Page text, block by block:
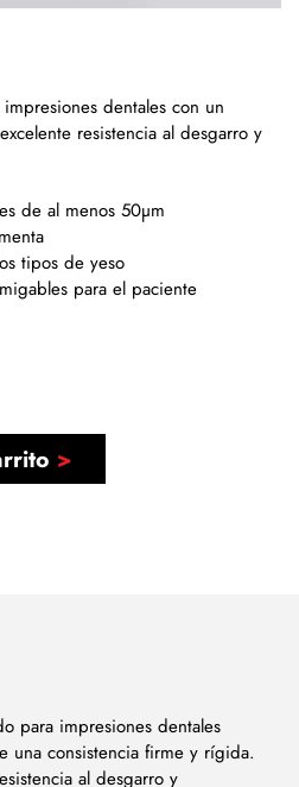
dentales con un
resistencia al desgarro y
de al menos 50µm
tipos de yeso
para el paciente
para impresiones dentales
una consistencia firme y rígida.
al desgarro y